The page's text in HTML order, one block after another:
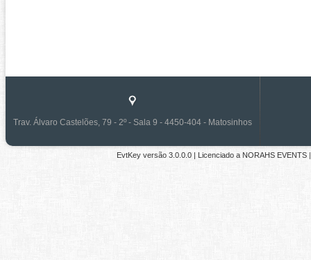
Trav. Álvaro Castelões, 79 - 2º - Sala 9 - 4450-404 - Matosinhos
EvtKey versão 3.0.0.0| Licenciado a NORAHS EVENTS